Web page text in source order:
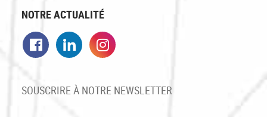
NOTRE ACTUALITÉ
FacebookLinkedIn
SOUSCRIRE À NOTRE NEWSLETTER